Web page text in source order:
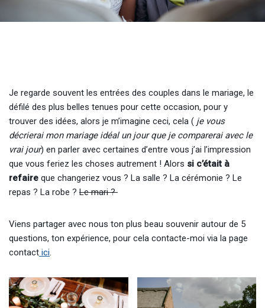
Je regarde souvent les entrées des couples dans le mariage, le
défilé des plus belles tenues pour cette occasion, pour y
trouver des idées, alors je m’imagine ceci, cela ( je vous
décrierai mon mariage idéal un jour que je comparerai avec le
vrai jour) en parler avec certaines d’entre vous j’ai l’impression
que vous feriez les choses autrement ! Alors si c’était à
refaire que changeriez vous ? La salle ? La cérémonie ? Le
repas ? La robe ? Le mari ?
Viens partager avec nous ton plus beau souvenir autour de 5
questions, ton expérience, pour cela contacte-moi via la page
contact ici.